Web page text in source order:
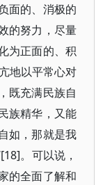
面的、消极的
的努力，尽量
为正面的、积
地以平常心对
既充满民族自
族精华，又能
如，那就是我
。可以说，
的全面了解和